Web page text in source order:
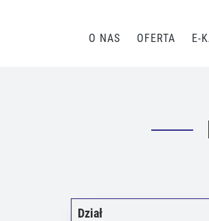
O NAS OFERTA E-
Dział